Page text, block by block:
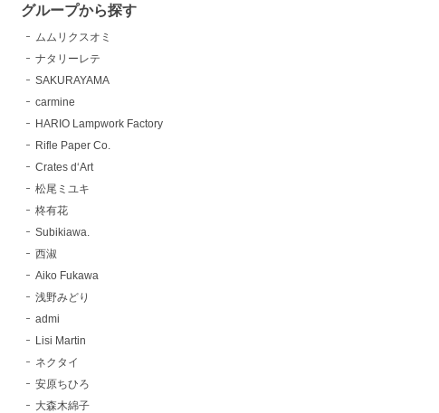
グループから探す
ムムリクスオミ
ナタリーレテ
SAKURAYAMA
carmine
HARIO Lampwork Factory
Rifle Paper Co.
Crates d‘Art
松尾ミユキ
柊有花
Subikiawa.
西淑
Aiko Fukawa
浅野みどり
admi
Lisi Martin
ネクタイ
安原ちひろ
大森木綿子